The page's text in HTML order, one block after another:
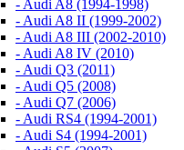
- Audi A8 (1994-1998)
- Audi A8 II (1999-2002)
- Audi A8 III (2002-2010)
- Audi A8 IV (2010)
- Audi Q3 (2011)
- Audi Q5 (2008)
- Audi Q7 (2006)
- Audi RS4 (1994-2001)
- Audi S4 (1994-2001)